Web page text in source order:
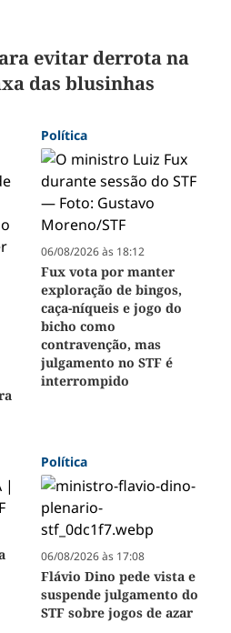
evitar derrota na
das blusinhas
Política
06/08/2026 às 18:12
Fux vota por manter
exploração de bingos,
caça-níqueis e jogo do
bicho como
contravenção, mas
julgamento no STF é
interrompido
Política
06/08/2026 às 17:08
Flávio Dino pede vista e
suspende julgamento do
STF sobre jogos de azar